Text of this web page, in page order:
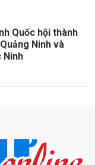
Quốc hội thành
Ninh và
Ninh